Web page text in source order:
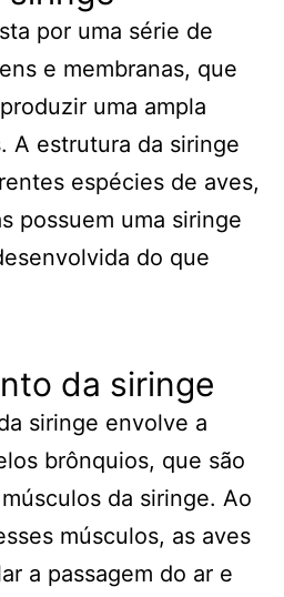
por uma série de
e membranas, que
uma ampla
A estrutura da siringe
espécies de aves,
possuem uma siringe
do que
da siringe
siringe envolve a
brônquios, que são
da siringe. Ao
músculos, as aves
a passagem do ar e